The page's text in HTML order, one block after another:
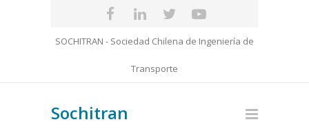
SOCHITRAN - Sociedad Chilena de Ingeniería de
Transporte
Sochitran